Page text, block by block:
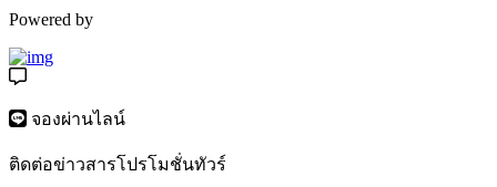
Powered by
จองผ่านไลน์
ติดต่อข่าวสารโปรโมชั่นทัวร์